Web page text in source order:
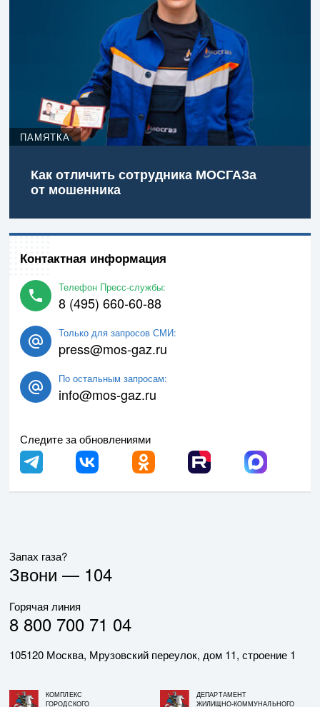
ПАМЯТКА
Как отличить сотрудника МОСГАЗа
от мошенника
Контактная информация
Телефон Пресс-службы:
8 (495) 660-60-88
Только для запросов СМИ:
press@mos-gaz.ru
По остальным запросам:
info@mos-gaz.ru
Следите за обновлениями
Запах газа?
Звони — 104
Горячая линия
8 800 700 71 04
105120 Москва, Мрузовский переулок, дом 11, строение 1
КОМПЛЕКС
ГОРОДСКОГО
ДЕПАРТАМЕНТ
ЖИЛИЩНО-КОММУНАЛЬНОГО